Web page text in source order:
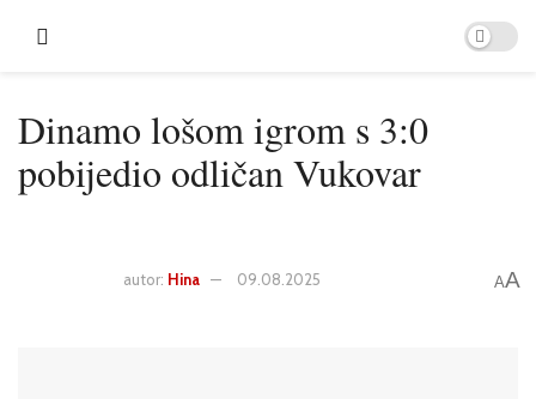
Dinamo lošom igrom s 3:0
pobijedio odličan Vukovar
autor: Hina 09.08.2025 AA